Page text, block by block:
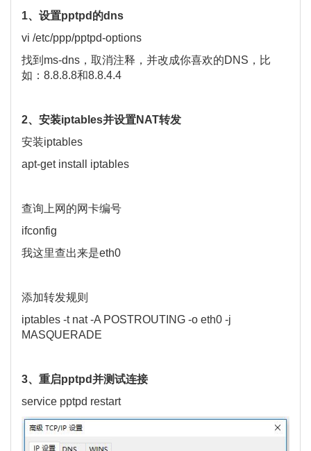
1、设置pptpd的dns
vi /etc/ppp/pptpd-options
找到ms-dns，取消注释，并改成你喜欢的DNS，比
如：8.8.8.8和8.8.4.4
2、安装iptables并设置NAT转发
安装iptables
apt-get install iptables
查询上网的网卡编号
ifconfig
我这里查出来是eth0
添加转发规则
iptables -t nat -A POSTROUTING -o eth0 -j
MASQUERADE
3、重启pptpd并测试连接
service pptpd restart